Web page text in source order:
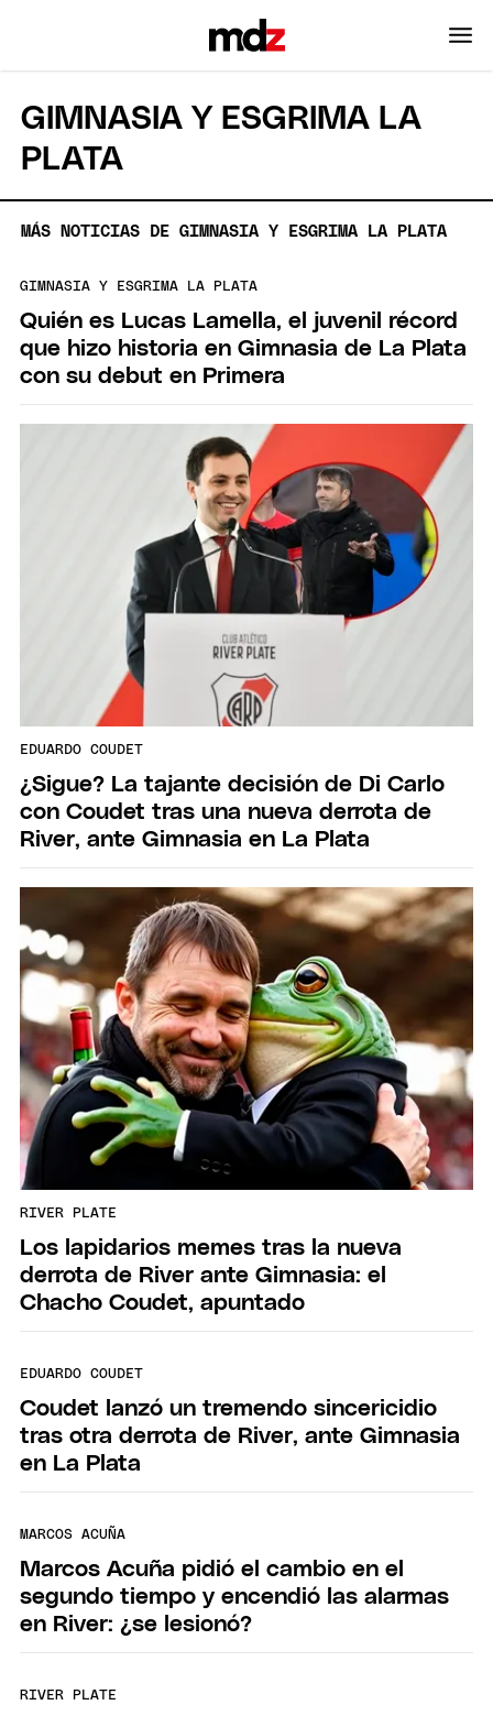
GIMNASIA Y ESGRIMA LA
PLATA
MÁS NOTICIAS DE GIMNASIA Y ESGRIMA LA PLATA
GIMNASIA Y ESGRIMA LA PLATA
Quién es Lucas Lamella, el juvenil récord
que hizo historia en Gimnasia de La Plata
con su debut en Primera
EDUARDO COUDET
¿Sigue? La tajante decisión de Di Carlo
con Coudet tras una nueva derrota de
River, ante Gimnasia en La Plata
RIVER PLATE
Los lapidarios memes tras la nueva
derrota de River ante Gimnasia: el
Chacho Coudet, apuntado
EDUARDO COUDET
Coudet lanzó un tremendo sincericidio
tras otra derrota de River, ante Gimnasia
en La Plata
MARCOS ACUÑA
Marcos Acuña pidió el cambio en el
segundo tiempo y encendió las alarmas
en River: ¿se lesionó?
RIVER PLATE